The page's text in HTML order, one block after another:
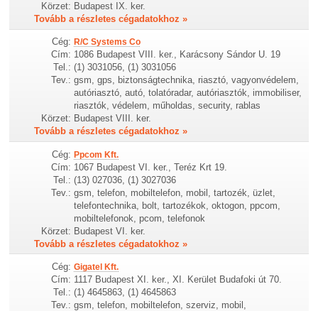
Körzet: Budapest IX. ker.
Tovább a részletes cégadatokhoz »
Cég: R/C Systems Co
Cím: 1086 Budapest VIII. ker., Karácsony Sándor U. 19
Tel.: (1) 3031056, (1) 3031056
Tev.: gsm, gps, biztonságtechnika, riasztó, vagyonvédelem,
autóriasztó, autó, tolatóradar, autóriasztók, immobiliser,
riasztók, védelem, műholdas, security, rablas
Körzet: Budapest VIII. ker.
Tovább a részletes cégadatokhoz »
Cég: Ppcom Kft.
Cím: 1067 Budapest VI. ker., Teréz Krt 19.
Tel.: (13) 027036, (1) 3027036
Tev.: gsm, telefon, mobiltelefon, mobil, tartozék, üzlet,
telefontechnika, bolt, tartozékok, oktogon, ppcom,
mobiltelefonok, pcom, telefonok
Körzet: Budapest VI. ker.
Tovább a részletes cégadatokhoz »
Cég: Gigatel Kft.
Cím: 1117 Budapest XI. ker., XI. Kerület Budafoki út 70.
Tel.: (1) 4645863, (1) 4645863
Tev.: gsm, telefon, mobiltelefon, szerviz, mobil,